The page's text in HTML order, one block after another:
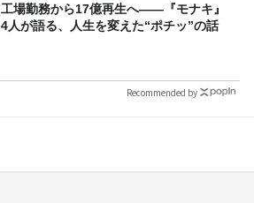
工場勤務から17億再生へ——『モナキ』
4人が語る、人生を変えた“ポチッ”の話
Recommended by